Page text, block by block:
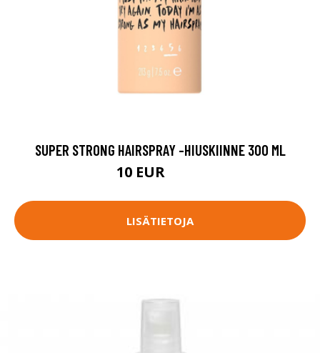
SUPER STRONG HAIRSPRAY -HIUSKIINNE 300 ML
10 EUR
LISÄTIETOJA